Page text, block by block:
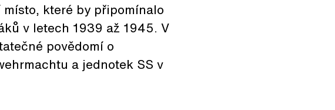
které by připomínalo
v letech 1939 až 1945. V
povědomí o
a jednotek SS v